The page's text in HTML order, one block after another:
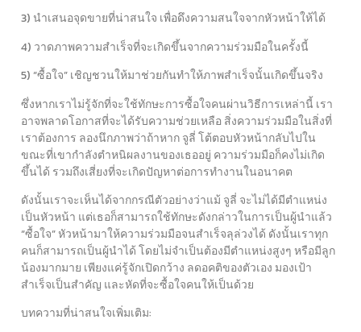
3) นำเสนอจุดขายที่น่าสนใจ เพื่อดึงความสนใจจากหัวหน้าให้ได้
4) วาดภาพความสำเร็จที่จะเกิดขึ้นจากความร่วมมือในครั้งนี้
5) “ซื้อใจ” เชิญชวนให้มาช่วยกันทำให้ภาพสำเร็จนั้นเกิดขึ้นจริง
ซึ่งหากเราไม่รู้จักที่จะใช้ทักษะการซื้อใจคนผ่านวิธีการเหล่านี้ เรา
อาจพลาดโอกาสที่จะได้รับความช่วยเหลือ สิ่งความร่วมมือในสิ่งที่
เราต้องการ ลองนึกภาพว่าถ้าหาก จูลี่ โต้ตอบหัวหน้ากลับไปใน
ขณะที่เขากำลังตำหนิผลงานของเธออยู่ ความร่วมมือก็คงไม่เกิด
ขึ้นได้ รวมถึงเสี่ยงที่จะเกิดปัญหาต่อการทำงานในอนาคต
ดังนั้นเราจะเห็นได้จากกรณีตัวอย่างว่าแม้ จูลี่ จะไม่ได้มีตำแหน่ง
เป็นหัวหน้า แต่เธอก็สามารถใช้ทักษะดังกล่าวในการเป็นผู้นำแล้ว
“ซื้อใจ” หัวหน้ามาให้ความร่วมมือจนสำเร็จลุล่วงได้ ดังนั้นเราทุก
คนก็สามารถเป็นผู้นำได้ โดยไม่จำเป็นต้องมีตำแหน่งสูงๆ หรือมีลูก
น้องมากมาย เพียงแค่รู้จักเปิดกว้าง ลดอคติของตัวเอง มองเป้า
สำเร็จเป็นสำคัญ และหัดที่จะซื้อใจคนให้เป็นด้วย
บทความที่น่าสนใจเพิ่มเติม: